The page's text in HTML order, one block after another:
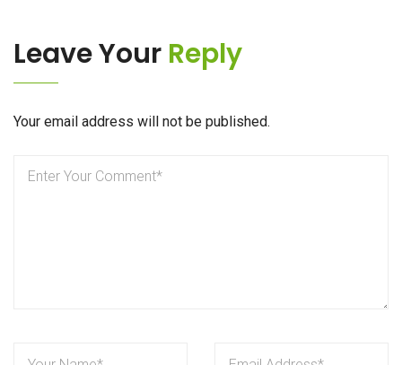
Leave Your Reply
Your email address will not be published.